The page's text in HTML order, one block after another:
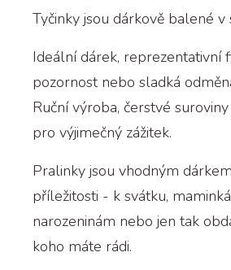
Tyčinky jsou dárkově balené v
Ideální dárek, reprezentativní
pozornost nebo sladká
Ruční výroba, čerstvé
pro výjimečný zážitek.
Pralinky jsou vhodným
příležitosti - k svátku,
narozeninám nebo jen tak
koho máte rádi.